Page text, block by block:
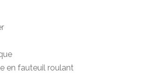
en fauteuil roulant